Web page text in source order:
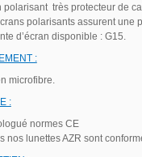
polarisant très protecteur de
polarisants assurent une
d’écran disponible : G15.
:
microfibre.
:
normes CE
nos lunettes AZR sont